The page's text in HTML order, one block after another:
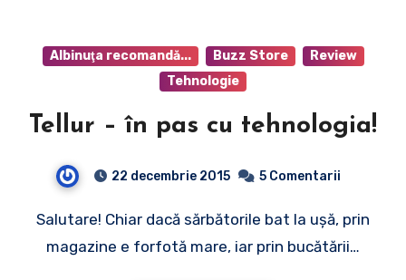
Albinuţa recomandă... Buzz Store
Review
Tehnologie
Tellur – în pas cu tehnologia!
22 decembrie 2015 5 Comentarii
Salutare! Chiar dacă sărbătorile bat la uşă, prin
magazine e forfotă mare, iar prin bucătării…